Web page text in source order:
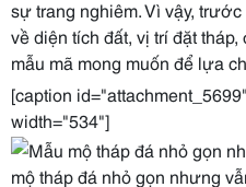
sự trang nghiêm. Vì vậy,
về diện tích đất, vị trí đặt
mẫu mã mong muốn để lựa
[caption
width="534"]
mộ tháp đá nhỏ gọn nhưng